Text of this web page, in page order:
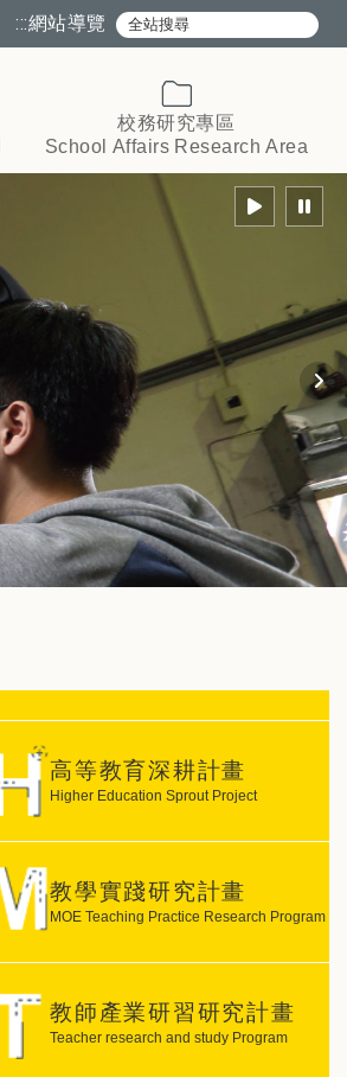
:::網站導覽
校務研究專區
School Affairs Research Area
高等教育深耕計畫
Higher Education Sprout Project
教學實踐研究計畫
MOE Teaching Practice Research Program
教師產業研習研究計畫
Teacher research and study Program